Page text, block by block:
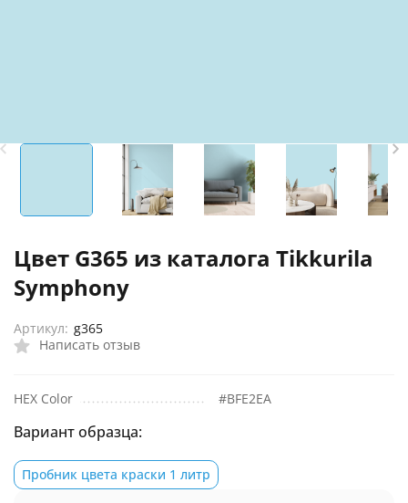
Цвет G365 из каталога Tikkurila
Symphony
Написать отзыв
Артикул: g365
HEX Color #BFE2EA
Вариант образца:
Пробник цвета краски 1 литр